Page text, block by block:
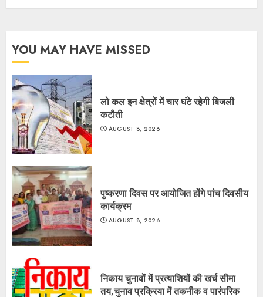
YOU MAY HAVE MISSED
लो कल इन क्षेत्रों में चार घंटे रहेगी बिजली
कटौती
AUGUST 8, 2026
पुष्करणा दिवस पर आयोजित होंगे पांच दिवसीय
कार्यक्रम
AUGUST 8, 2026
निकाय चुनावों में प्रत्याशियों की खर्च सीमा
तय,चुनाव प्रक्रिया में तकनीक व पारंपरिक